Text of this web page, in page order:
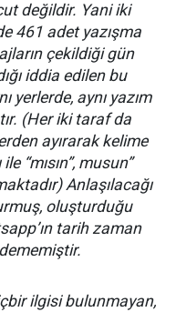
değildir. Yani iki
461 adet yazışma
çekildiği gün
iddia edilen bu
yerlerde, aynı yazım
(Her iki taraf da
ayırarak kelime
“mısın”, musun”
Anlaşılacağı
oluşturduğu
tarih zaman
ilgisi bulunmayan,